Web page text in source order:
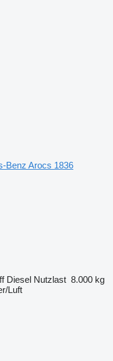
Benz Arocs 1836
Diesel Nutzlast 8.000 kg
Luft